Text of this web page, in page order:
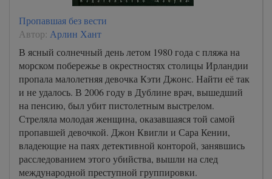
Пропавшая без вести
Автор: Арлин Хант
В ясный солнечный день летом 1980 года с пляжа на
морском побережье в окрестностях столицы Ирландии
пропала малолетняя девочка Кэти Джонс. Найти её так
и не удалось. В 2006 году в Дублине врач, вышедший
на пенсию, был убит пистолетным выстрелом.
Стреляла молодая женщина, оказавшаяся той самой
пропавшей девочкой. Джон Квигли и Сара Кении,
владеющие на паях детективной конторой, занявшись
расследованием этого убийства, вышли на след
международной преступной группировки.